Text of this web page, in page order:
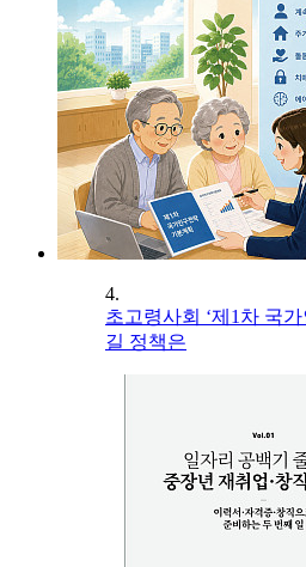
4.
초고령사회 ‘제1차 국
길 정책은